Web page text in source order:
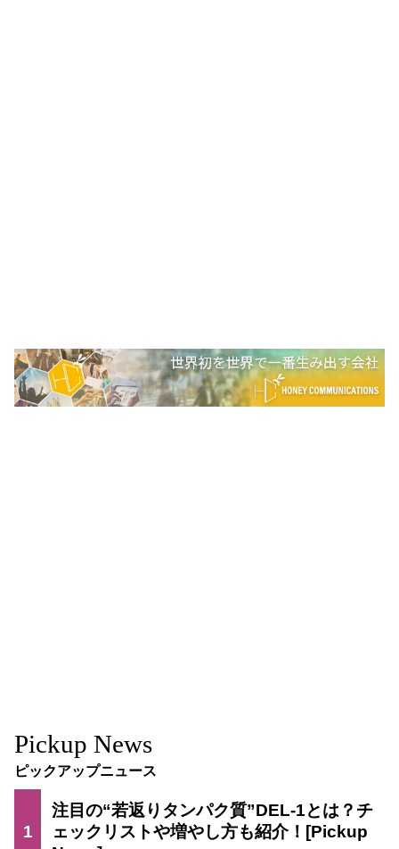
Pickup News
ピックアップニュース
1
注目の“若返りタンパク質”DEL-1とは？チ
ェックリストや増やし方も紹介！